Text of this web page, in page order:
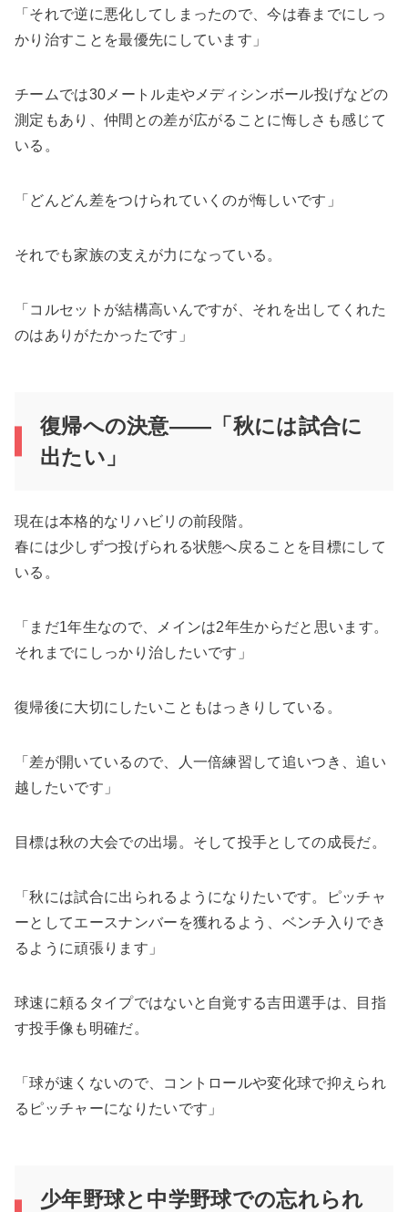
「それで逆に悪化してしまったので、今は春までにしっ
かり治すことを最優先にしています」
チームでは30メートル走やメディシンボール投げなどの
測定もあり、仲間との差が広がることに悔しさも感じて
いる。
「どんどん差をつけられていくのが悔しいです」
それでも家族の支えが力になっている。
「コルセットが結構高いんですが、それを出してくれた
のはありがたかったです」
復帰への決意――「秋には試合に
出たい」
現在は本格的なリハビリの前段階。
春には少しずつ投げられる状態へ戻ることを目標にして
いる。
「まだ1年生なので、メインは2年生からだと思います。
それまでにしっかり治したいです」
復帰後に大切にしたいこともはっきりしている。
「差が開いているので、人一倍練習して追いつき、追い
越したいです」
目標は秋の大会での出場。そして投手としての成長だ。
「秋には試合に出られるようになりたいです。ピッチャ
ーとしてエースナンバーを獲れるよう、ベンチ入りでき
るように頑張ります」
球速に頼るタイプではないと自覚する吉田選手は、目指
す投手像も明確だ。
「球が速くないので、コントロールや変化球で抑えられ
るピッチャーになりたいです」
少年野球と中学野球での忘れられ